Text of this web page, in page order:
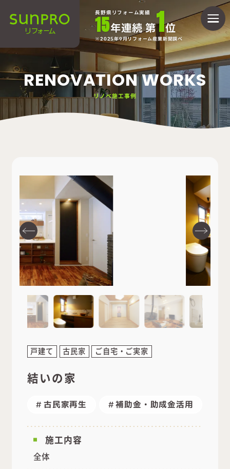
長野県リフォーム実績
15年連続 第1位
2025年9月リフォーム産業新聞調べ
RENOVATION WORKS
リノベ施工事例
戸建て 古民家 ご自宅・ご実家
結いの家
古民家再生 補助金・助成金活用
施工内容
全体